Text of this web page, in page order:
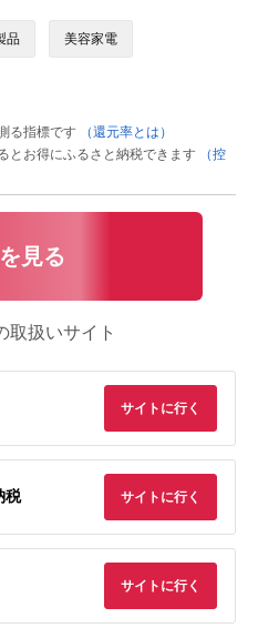
品 美容家電
る指標です
（還元率とは）
とお得にふるさと納税できます
（控
見る
取扱いサイト
サイトに行く
税 サイトに行く
サイトに行く